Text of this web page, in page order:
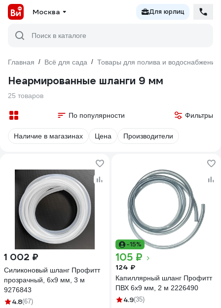
Москва Для юрлиц
Поиск в каталоге
Главная / Всё для сада / Товары для полива и водоснабжения
Неармированные шланги 9 мм
25 товаров
По популярности Фильтры
Наличие в магазинах Цена Производители
1 002 ₽
Силиконовый шланг Профитт
прозрачный, 6x9 мм, 3 м
9276843
4.8(67)
-15%
105 ₽
124 ₽
Капиллярный шланг Профитт
ПВХ 6x9 мм, 2 м 2226490
4.9(35)